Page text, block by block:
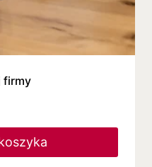
firmy